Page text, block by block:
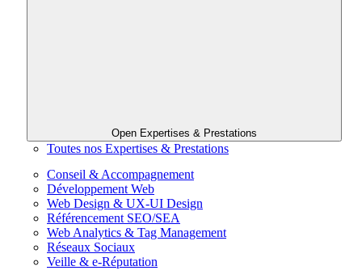
Open Expertises & Prestations
Toutes nos Expertises & Prestations
Conseil & Accompagnement
Développement Web
Web Design & UX-UI Design
Référencement SEO/SEA
Web Analytics & Tag Management
Réseaux Sociaux
Veille & e-Réputation